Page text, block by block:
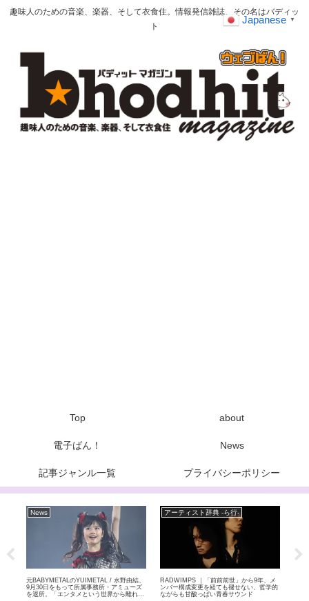
趣味人のための音楽、楽器、そして衣食住。情報発信雑誌、その名はバディッ
ト
Top about
電子ばん！ News
記事ジャンル一覧 プライバシーポリシー
News
元BABYMETALのYUIMETAL / 水野由結、
9月30日をもって所属事務所・アミューズ
を退所。「エンタメという世界から離れて
アーティスト辞典 -ら行-
RADWIMPS ｜「前前前世」から9年、メ
ンバー構成変更を経ても褪せない、哲学的
ながらも甘酸っぱい青春サウンド
Japanese ▼